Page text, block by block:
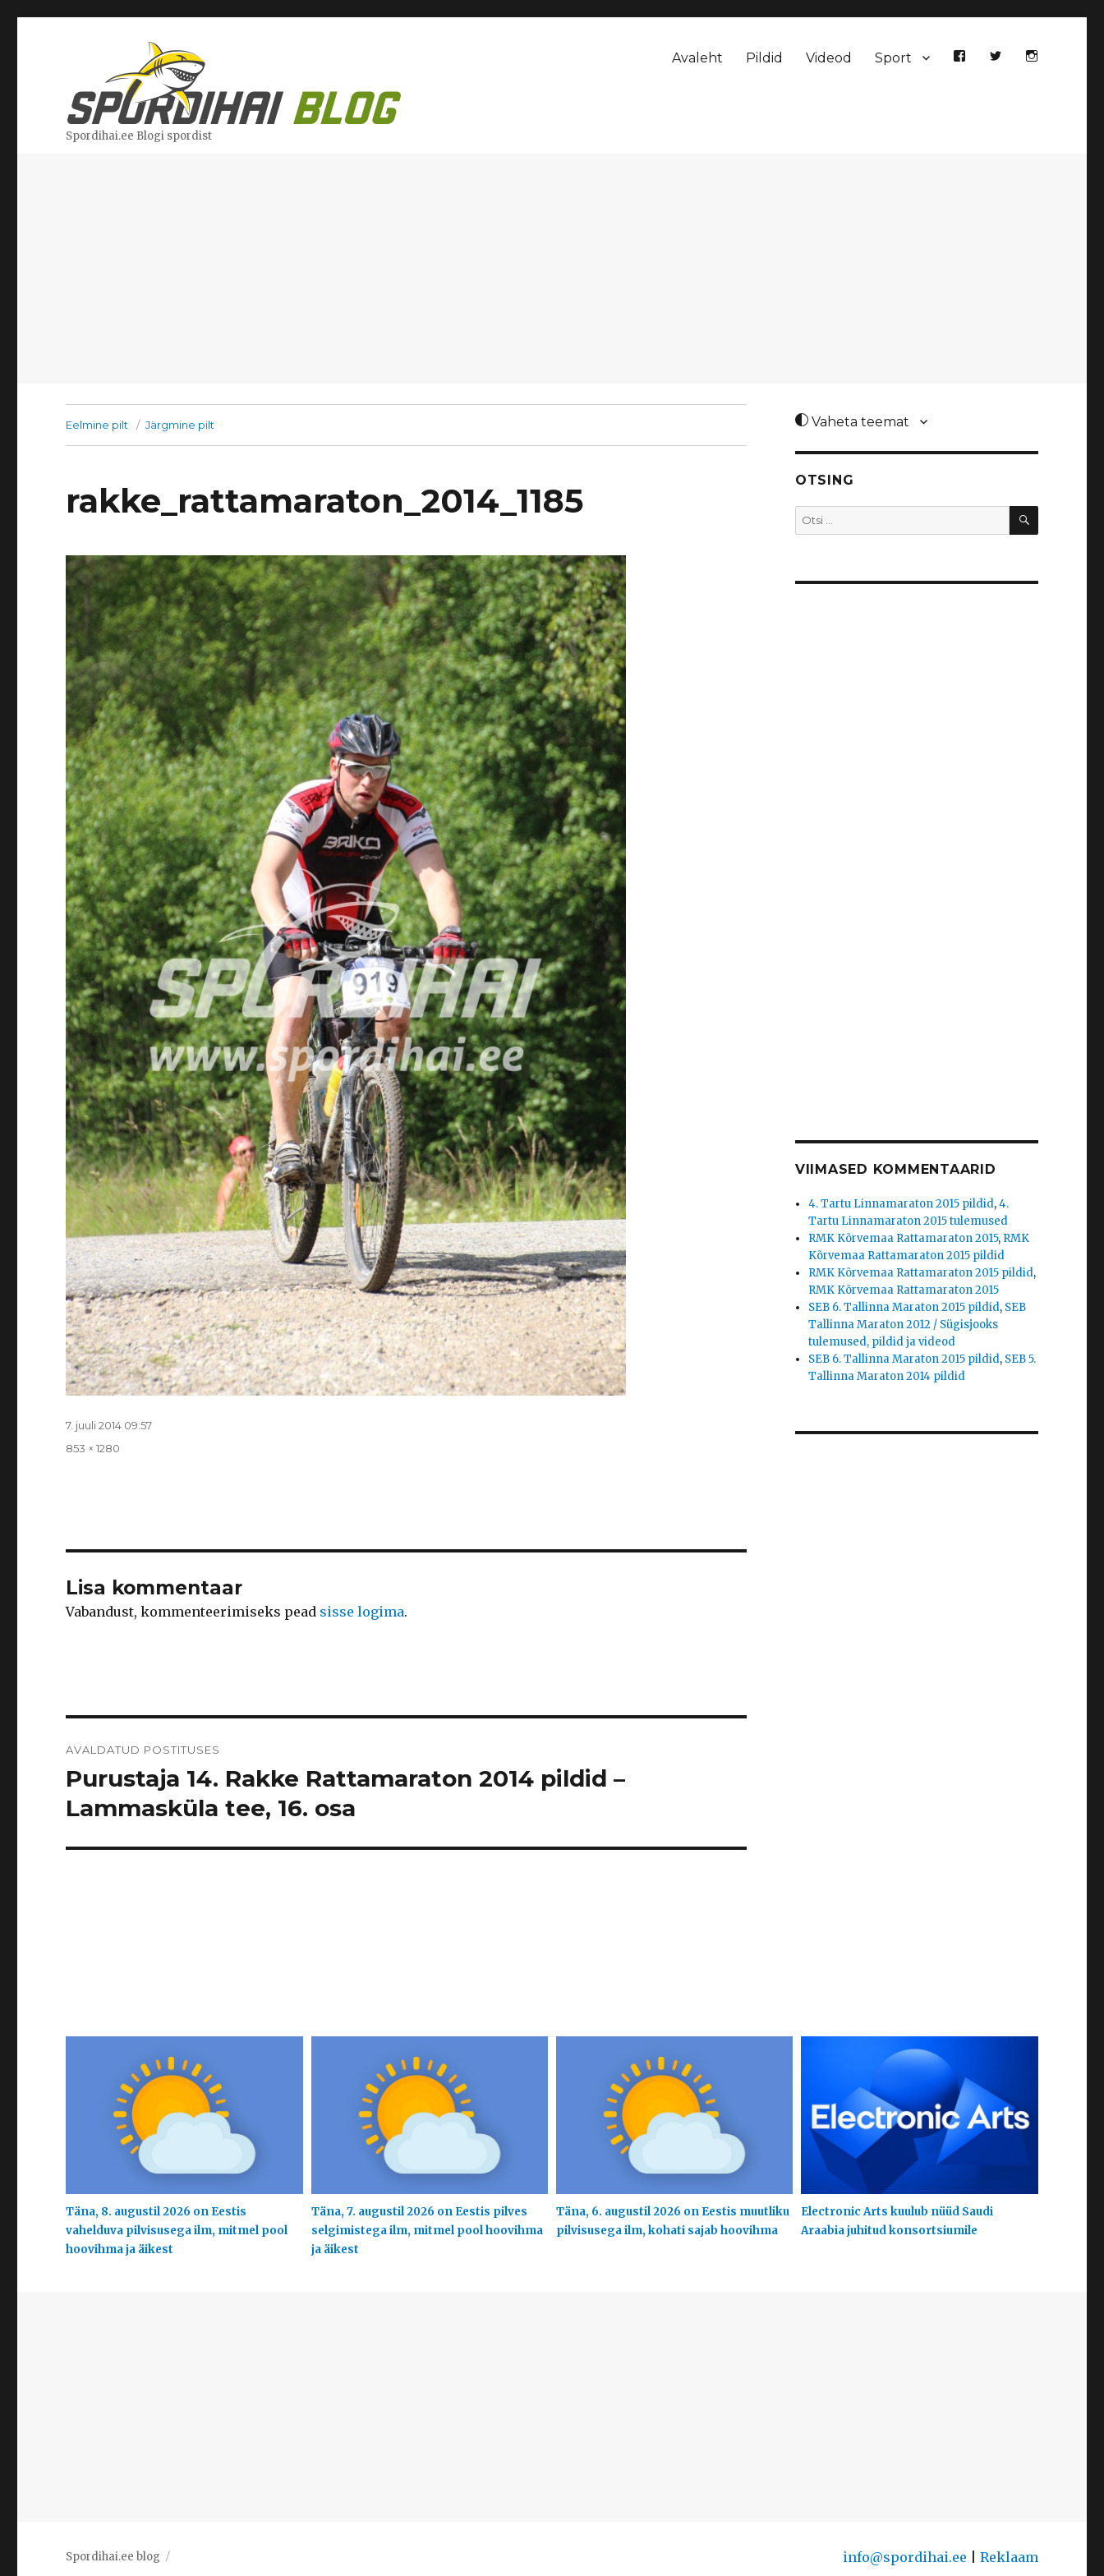
Spordihai.ee Blogi spordist
Avaleht Pildid Videod Sport
Eelmine pilt Järgmine pilt
rakke_rattamaraton_2014_1185
Postitatud
7. juuli 2014 09:57
Täissuurus
853 × 1280
Lisa kommentaar
Vabandust, kommenteerimiseks pead sisse logima.
AVALDATUD POSTITUSES
Purustaja 14. Rakke Rattamaraton 2014 pildid –
Lammasküla tee, 16. osa
Vaheta teemat
OTSING
Otsi: OTSI
VIIMASED KOMMENTAARID
4. Tartu Linnamaraton 2015 pildid,4.
Tartu Linnamaraton 2015 tulemused
RMK Kõrvemaa Rattamaraton 2015, RMK
Kõrvemaa Rattamaraton 2015 pildid
RMK Kõrvemaa Rattamaraton 2015 pildid,
RMK Kõrvemaa Rattamaraton 2015
SEB 6. Tallinna Maraton 2015 pildid, SEB
Tallinna Maraton 2012 / Sügisjooks
tulemused, pildid ja videod
SEB 6. Tallinna Maraton 2015 pildid, SEB 5.
Tallinna Maraton 2014 pildid
Täna, 8. augustil 2026 on Eestis
vahelduva pilvisusega ilm, mitmel pool
hoovihma ja äikest
Täna, 7. augustil 2026 on Eestis pilves
selgimistega ilm, mitmel pool hoovihma
ja äikest
Täna, 6. augustil 2026 on Eestis muutliku
pilvisusega ilm, kohati sajab hoovihma
Electronic Arts kuulub nüüd Saudi
Araabia juhitud konsortsiumile
Spordihai.ee blog info@spordihai.ee Reklaam